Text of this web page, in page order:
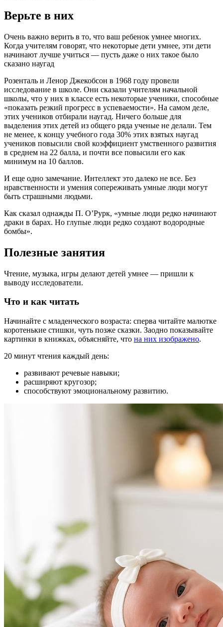
Верьте в них
Очень важно верить в то, что ваш ребенок умнее многих.
Когда учителям говорят, что некоторые дети умнее, эти дети
начинают лучше учиться — пусть даже о них такое было
сказано наугад
Розенталь и Ленор Джекобсон в 1968 году провели
исследование в школе. Они сказали учителям начальной
школы, что у них в классе есть некоторые ученики, способные
«показать резкий прогресс в успеваемости». На самом деле,
этих учеников отбирали наугад. Ничего больше для
выделения этих детей из общего ряда ученые не делали. Тем
не менее, к концу учебного года 30% этих взятых наугад
учеников повысили свой коэффициент умственного развития
в среднем на 22 балла, и почти все повысили его как
минимум на 10 баллов.
И еще одно замечание. Интеллект это далеко не все. Без
нравственности и умения сопереживать умные люди могут
быть страшными людьми.
Как сказал однажды П. O’Рурк, «умные люди редко начинают
драки в барах. Но глупые люди редко создают водородные
бомбы».
Полезные занятия
Чтение, музыка, игры делают детей умнее — пришли к
выводу исследователи.
Что и как читать
Начинайте с младенческого возраста: сперва читайте малютке
коротенькие стишки, чуть позже сказки. Заодно показывайте
картинки в книжках, объясняйте, что на них изображено.
20 минут чтения каждый день:
развивают речевые навыки;
расширяют кругозор;
способствуют эмоциональному развитию.